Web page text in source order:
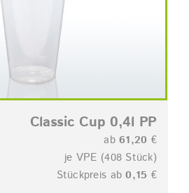
Classic Cup 0,4l PP
ab61,20 €
je VPE (408 Stück)
Stückpreis ab0,15 €